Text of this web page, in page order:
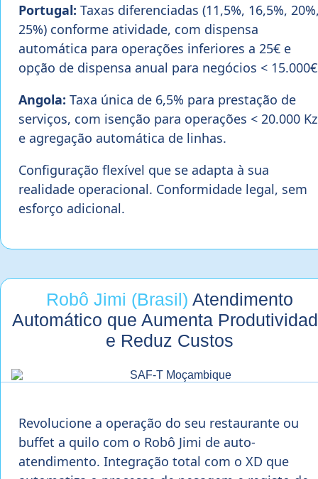
Portugal: Taxas diferenciadas (11,5%, 16,5%,
25%) conforme atividade, com dispensa
automática para operações inferiores a 25€ e
opção de dispensa anual para negócios <
Angola: Taxa única de 6,5% para prestação de
serviços, com isenção para operações < 20.000 Kz
e agregação automática de linhas.
Configuração flexível que se adapta à sua
realidade operacional. Conformidade legal, sem
esforço adicional.
Robô Jimi (Brasil) Atendimento
Automático que Aumenta
e Reduz Custos
Revolucione a operação do seu restaurante ou
buffet a quilo com o Robô Jimi de auto-
atendimento. Integração total com o XD que